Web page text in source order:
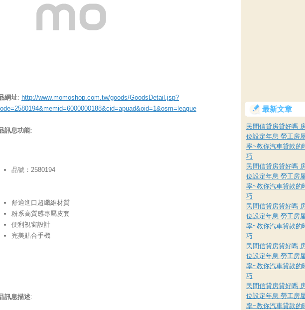
網址: http://www.momoshop.com.tw/goods/GoodsDetail.jsp?
訊息功能:
品號：2580194
舒適進口超纖維材質
粉系高質感專屬皮套
便利視窗設計
完美貼合手機
訊息描述:
最新文章
民間信貸房貸好嗎
位設定年息 勞工房
率~教你汽車貸款的
巧
民間信貸房貸好嗎
位設定年息 勞工房
率~教你汽車貸款的
巧
民間信貸房貸好嗎
位設定年息 勞工房
率~教你汽車貸款的
巧
民間信貸房貸好嗎
位設定年息 勞工房
率~教你汽車貸款的
巧
民間信貸房貸好嗎
位設定年息 勞工房
率~教你汽車貸款的